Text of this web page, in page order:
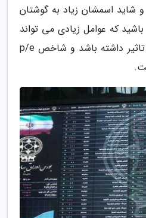
شاید اسمشان زیاد به گوشتان
که عوامل زیادی می تواند
در ارزشمند بودن یک سهم تاثیر داشته باشد و شاخص p/e